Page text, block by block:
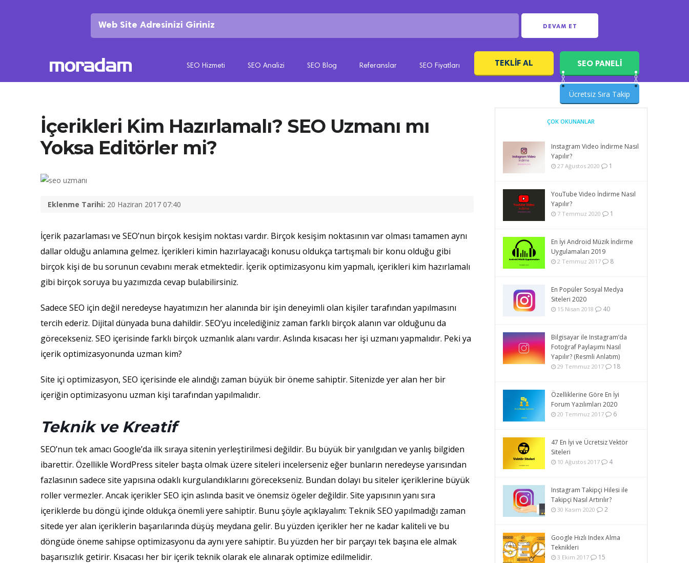
DEVAM ET
SEO Hizmeti SEO Analizi SEO Blog Referanslar SEO Fiyatları TEKLIF AL SEO PANELİ
Ücretsiz Sıra Takip
İçerikleri Kim Hazırlamalı? SEO Uzmanı mı
Yoksa Editörler mi?
Eklenme Tarihi: 20 Haziran 2017 07:40
İçerik pazarlaması ve SEO’nun birçok kesişim noktası vardır. Birçok kesişim noktasının var olması tamamen aynı
dallar olduğu anlamına gelmez. İçerikleri kimin hazırlayacağı konusu oldukça tartışmalı bir konu olduğu gibi
birçok kişi de bu sorunun cevabını merak etmektedir. İçerik optimizasyonu kim yapmalı, içerikleri kim hazırlamalı
gibi birçok soruya bu yazımızda cevap bulabilirsiniz.
Sadece SEO için değil neredeyse hayatımızın her alanında bir işin deneyimli olan kişiler tarafından yapılmasını
tercih ederiz. Dijital dünyada buna dahildir. SEO’yu incelediğiniz zaman farklı birçok alanın var olduğunu da
görecekseniz. SEO içerisinde farklı birçok uzmanlık alanı vardır. Aslında kısacası her işi uzmanı yapmalıdır. Peki ya
içerik optimizasyonunda uzman kim?
Site içi optimizasyon, SEO içerisinde ele alındığı zaman büyük bir öneme sahiptir. Sitenizde yer alan her bir
içeriğin optimizasyonu uzman kişi tarafından yapılmalıdır.
Teknik ve Kreatif
SEO’nun tek amacı Google’da ilk sıraya sitenin yerleştirilmesi değildir. Bu büyük bir yanılgıdan ve yanlış bilgiden
ibarettir. Özellikle WordPress siteler başta olmak üzere siteleri incelerseniz eğer bunların neredeyse yarısından
fazlasının sadece site yapısına odaklı kurgulandıklarını görecekseniz. Bundan dolayı bu siteler içeriklerine büyük
roller vermezler. Ancak içerikler SEO için aslında basit ve önemsiz ögeler değildir. Site yapısının yanı sıra
içeriklerde bu döngü içinde oldukça önemli yere sahiptir. Bunu şöyle açıklayalım: Teknik SEO yapılmadığı zaman
sitede yer alan içeriklerin başarılarında düşüş meydana gelir. Bu yüzden içerikler her ne kadar kaliteli ve bu
döngüde öneme sahipse optimizasyonu da aynı yere sahiptir. Bu yüzden her bir parçayı tek başına ele almak
başarısızlık getirir. Kısacası her bir içerik teknik olarak ele alınarak optimize edilmelidir.
ÇOK OKUNANLAR
Instagram Video İndirme Nasıl
Yapılır?
27 Ağustos 2020 1
YouTube Video İndirme Nasıl
Yapılır?
7 Temmuz 2020 1
En İyi Android Müzik İndirme
Uygulamaları 2019
2 Temmuz 2017 8
En Popüler Sosyal Medya
Siteleri 2020
15 Nisan 2018 40
Bilgisayar ile Instagram’da
Fotoğraf Paylaşımı Nasıl
Yapılır? (Resmli Anlatım)
29 Temmuz 2017 18
Özelliklerine Göre En İyi
Forum Yazılımları 2020
20 Temmuz 2017 6
47 En İyi ve Ücretsiz Vektör
Siteleri
10 Ağustos 2017 4
Instagram Takipçi Hilesi ile
Takipçi Nasıl Artırılır?
30 Kasım 2020 2
Google Hızlı Index Alma
Teknikleri
3 Ekim 2017 15